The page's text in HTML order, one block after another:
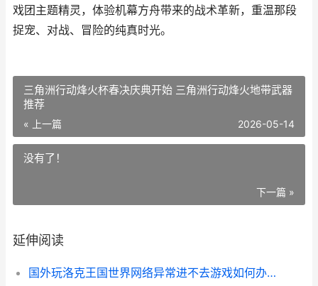
戏团主题精灵，体验机幕方舟带来的战术革新，重温那段
捉宠、对战、冒险的纯真时光。
三角洲行动烽火杯春决庆典开始 三角洲行动烽火地带武器
推荐
« 上一篇 2026-05-14
没有了！
下一篇 »
延伸阅读
国外玩洛克王国世界网络异常进不去游戏如何办 可以玩洛克王国